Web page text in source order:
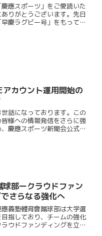
應スポーツ」をご愛読いた
りがとうございます。先日
慶ラグビー号」をもって４
アカウント運用開始の
話になっております。この
様への情報発信をさらに強
慶應スポーツ新聞会公式
球部ークラウドファン
さらなる強化へ
義塾體育會蹴球部は大学選
指しており、チームの強化
ウドファンディングを立ち